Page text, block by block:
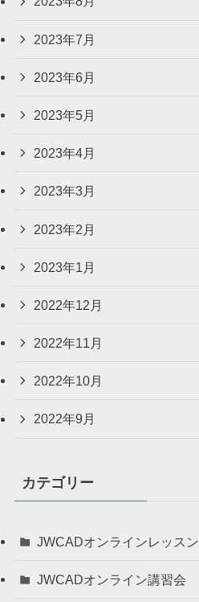
2023年7月
2023年6月
2023年5月
2023年4月
2023年3月
2023年2月
2023年1月
2022年12月
2022年11月
2022年10月
2022年9月
カテゴリー
JWCADオンラインレッスン
JWCADオンライン講習会